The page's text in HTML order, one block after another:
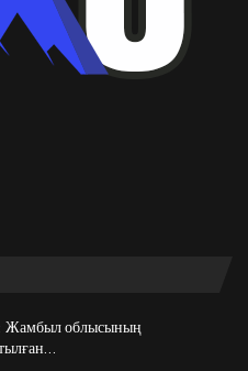
Жамбыл облысының